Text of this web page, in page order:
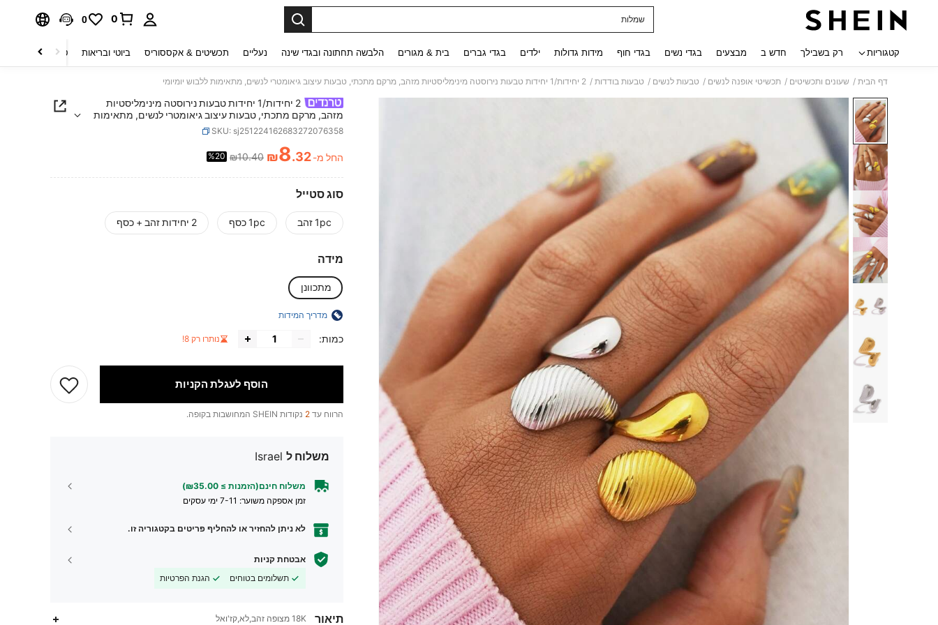
שמלות
0
0
קטגוריות רק בשבילך חדש ב מבצעים בגדי נשים בגדי חוף מידות גדולות ילדים בגדי גברים בית & מגורים הלבשה תחתונה ובגדי שינה נעליים תכשיטים & אקססוריס ביוטי ובריאות טקסטיל לבית
דף הבית / שעונים ותכשיטים / תכשיטי אופנה לנשים / טבעות לנשים / טבעות בודדות / 2 יחידות/1 יחידות טבעות נירוסטה מינימליסטיות מזהב, מרקם מתכתי, טבעות עיצוב גיאומטרי לנשים, מתאימות ללבוש יומיומי
2 יחידות/1 יחידות טבעות נירוסטה מינימליסטיות
מזהב, מרקם מתכתי, טבעות עיצוב גיאומטרי לנשים, מתאימות
ללבוש יומיומי
SKU: sj251224162683272076358
PRICE AND AVAILABILITY
החל מ- ₪8.32
₪10.40
%20
סוג סטייל
1pc זהב 1pc כסף 2 יחידות זהב + כסף
מידה
מתכוונן
מדריך המידות
כמות: נותרו רק 8!
הוסף לעגלת הקניות
הרווח עד 2 נקודות SHEIN המחושבות בקופה.
משלוח ל Israel
משלוח חינם(הזמנות ≥ ₪35.00)
זמן אספקה ​​משוער: 7-11 ימי עסקים
לא ניתן להחזיר או להחליף פריטים בקטגוריה זו.
אבטחת קניות
תשלומים בטוחים
הגנת הפרטיות
תיאור 18K מצופה זהב,לא,קז'ואל